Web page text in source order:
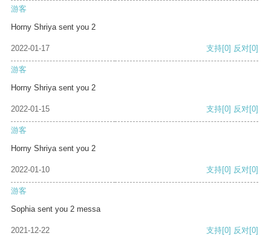
游客
Horny Shriya sent you 2
2022-01-17 支持[0] 反对[0]
游客
Horny Shriya sent you 2
2022-01-15 支持[0] 反对[0]
游客
Horny Shriya sent you 2
2022-01-10 支持[0] 反对[0]
游客
Sophia sent you 2 messa
2021-12-22 支持[0] 反对[0]